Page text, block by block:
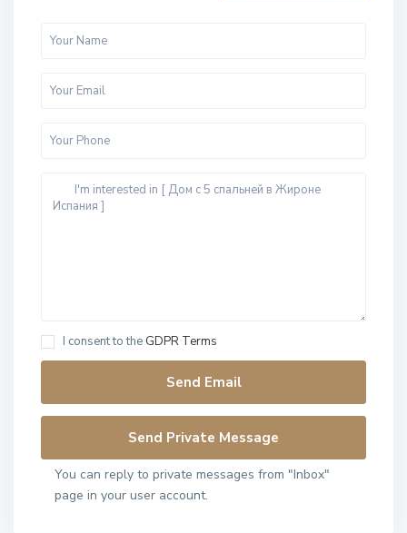
I consent to the GDPR Terms
You can reply to private messages from "Inbox"
page in your user account.